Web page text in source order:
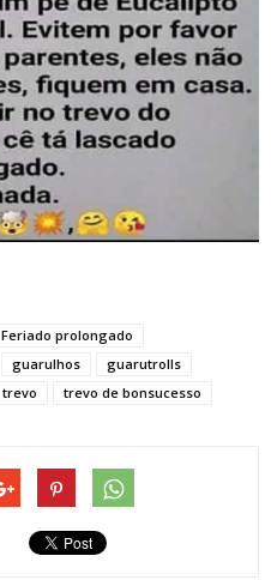
Feriado prolongado
guarulhos
guarutrolls
trevo trevo de bonsucesso